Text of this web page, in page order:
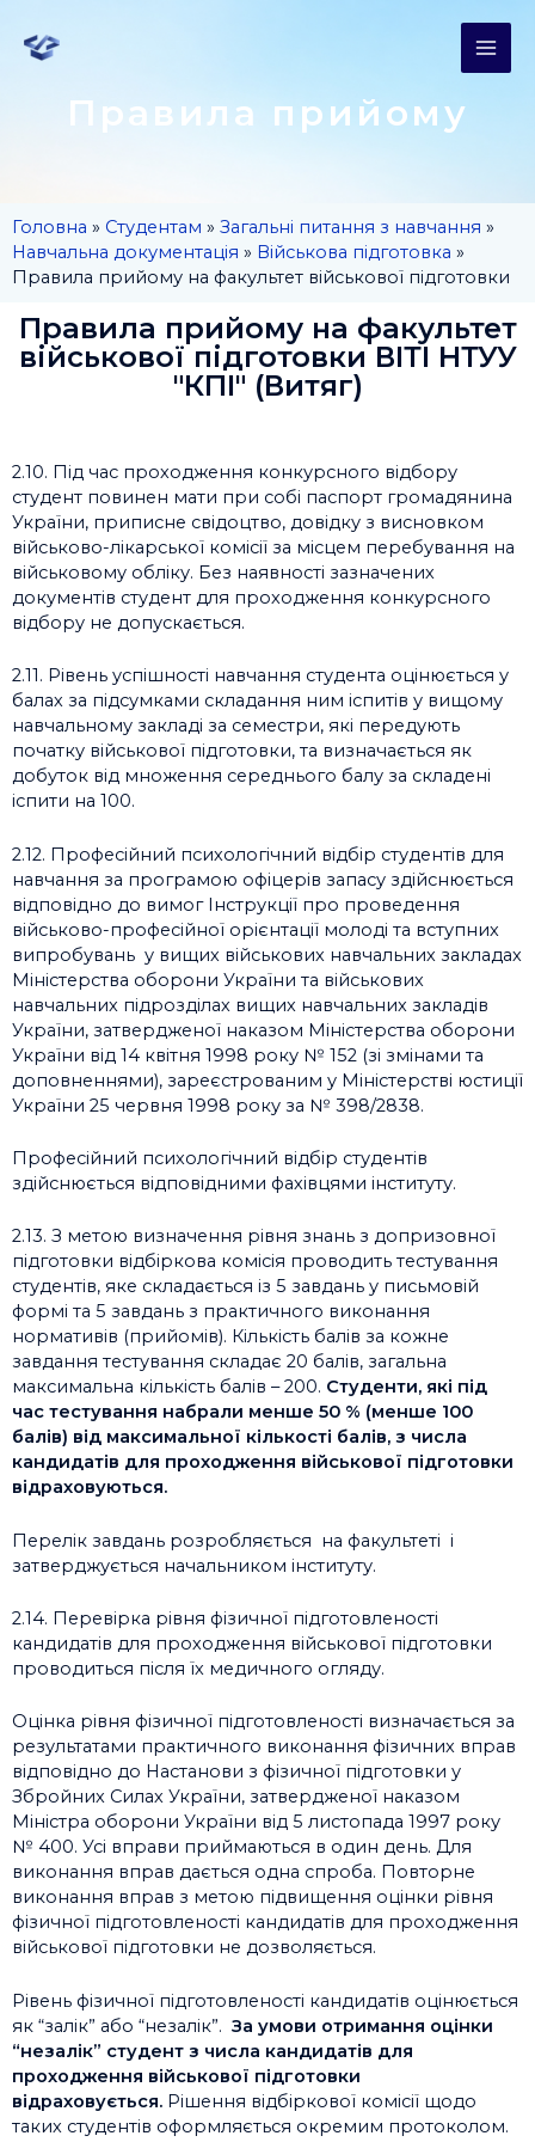
Правила прийому
Головна » Студентам » Загальні питання з навчання »
Навчальна документація » Військова підготовка »
Правила прийому на факультет військової підготовки
Правила прийому на факультет
військової підготовки ВІТІ НТУУ
"КПІ" (Витяг)
2.10. Під час проходження конкурсного відбору
студент повинен мати при собі паспорт громадянина
України, приписне свідоцтво, довідку з висновком
військово-лікарської комісії за місцем перебування на
військовому обліку. Без наявності зазначених
документів студент для проходження конкурсного
відбору не допускається.
2.11. Рівень успішності навчання студента оцінюється у
балах за підсумками складання ним іспитів у вищому
навчальному закладі за семестри, які передують
початку військової підготовки, та визначається як
добуток від множення середнього балу за складені
іспити на 100.
2.12. Професійний психологічний відбір студентів для
навчання за програмою офіцерів запасу здійснюється
відповідно до вимог Інструкції про проведення
військово-професійної орієнтації молоді та вступних
випробувань у вищих військових навчальних закладах
Міністерства оборони України та військових
навчальних підрозділах вищих навчальних закладів
України, затвердженої наказом Міністерства оборони
України від 14 квітня 1998 року № 152 (зі змінами та
доповненнями), зареєстрованим у Міністерстві юстиції
України 25 червня 1998 року за № 398/2838.
Професійний психологічний відбір студентів
здійснюється відповідними фахівцями інституту.
2.13. З метою визначення рівня знань з допризовної
підготовки відбіркова комісія проводить тестування
студентів, яке складається із 5 завдань у письмовій
формі та 5 завдань з практичного виконання
нормативів (прийомів). Кількість балів за кожне
завдання тестування складає 20 балів, загальна
максимальна кількість балів – 200. Студенти, які під
час тестування набрали менше 50 % (менше 100
балів) від максимальної кількості балів, з числа
кандидатів для проходження військової підготовки
відраховуються.
Перелік завдань розробляється на факультеті і
затверджується начальником інституту.
2.14. Перевірка рівня фізичної підготовленості
кандидатів для проходження військової підготовки
проводиться після їх медичного огляду.
Оцінка рівня фізичної підготовленості визначається за
результатами практичного виконання фізичних вправ
відповідно до Настанови з фізичної підготовки у
Збройних Силах України, затвердженої наказом
Міністра оборони України від 5 листопада 1997 року
№ 400. Усі вправи приймаються в один день. Для
виконання вправ дається одна спроба. Повторне
виконання вправ з метою підвищення оцінки рівня
фізичної підготовленості кандидатів для проходження
військової підготовки не дозволяється.
Рівень фізичної підготовленості кандидатів оцінюється
як “залік” або “незалік”. За умови отримання оцінки
“незалік” студент з числа кандидатів для
проходження військової підготовки
відраховується. Рішення відбіркової комісії щодо
таких студентів оформляється окремим протоколом.